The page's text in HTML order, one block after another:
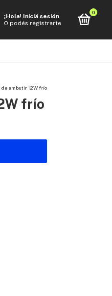
¡Hola! Iniciá sesión
O podés registrarte
0
de embutir 12W frío
frío